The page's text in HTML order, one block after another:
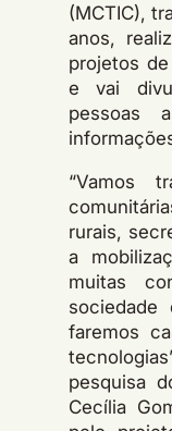
(MCTIC),
anos,
projetos
e vai
pessoas
“Vamos
rurais,
a
muitas
sociedade
faremos
pesquisa
Cecí­lia